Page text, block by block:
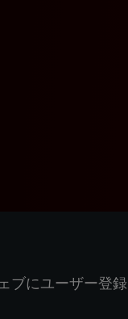
ブにユーザー登録